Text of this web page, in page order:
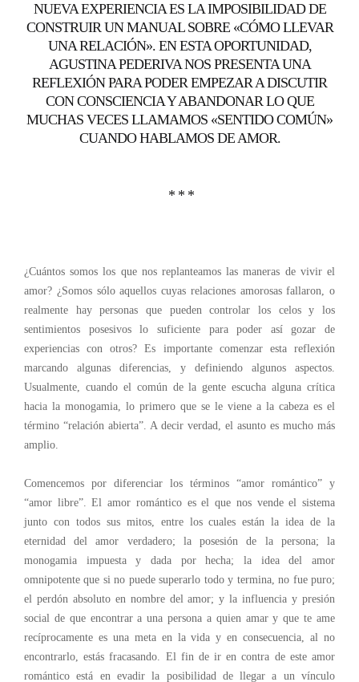
NUEVA EXPERIENCIA ES LA IMPOSIBILIDAD DE
CONSTRUIR UN MANUAL SOBRE «CÓMO LLEVAR
UNA RELACIÓN». EN ESTA OPORTUNIDAD,
AGUSTINA PEDERIVA NOS PRESENTA UNA
REFLEXIÓN PARA PODER EMPEZAR A DISCUTIR
CON CONSCIENCIA Y ABANDONAR LO QUE
MUCHAS VECES LLAMAMOS «SENTIDO COMÚN»
CUANDO HABLAMOS DE AMOR.
* * *
¿Cuántos somos los que nos replanteamos las maneras de vivir el
amor? ¿Somos sólo aquellos cuyas relaciones amorosas fallaron, o
realmente hay personas que pueden controlar los celos y los
sentimientos posesivos lo suficiente para poder así gozar de
experiencias con otros? Es importante comenzar esta reflexión
marcando algunas diferencias, y definiendo algunos aspectos.
Usualmente, cuando el común de la gente escucha alguna crítica
hacia la monogamia, lo primero que se le viene a la cabeza es el
término “relación abierta”. A decir verdad, el asunto es mucho más
amplio.
Comencemos por diferenciar los términos “amor romántico” y
“amor libre”. El amor romántico es el que nos vende el sistema
junto con todos sus mitos, entre los cuales están la idea de la
eternidad del amor verdadero; la posesión de la persona; la
monogamia impuesta y dada por hecha; la idea del amor
omnipotente que si no puede superarlo todo y termina, no fue puro;
el perdón absoluto en nombre del amor; y la influencia y presión
social de que encontrar a una persona a quien amar y que te ame
recíprocamente es una meta en la vida y en consecuencia, al no
encontrarlo, estás fracasando. El fin de ir en contra de este amor
romántico está en evadir la posibilidad de llegar a un vínculo